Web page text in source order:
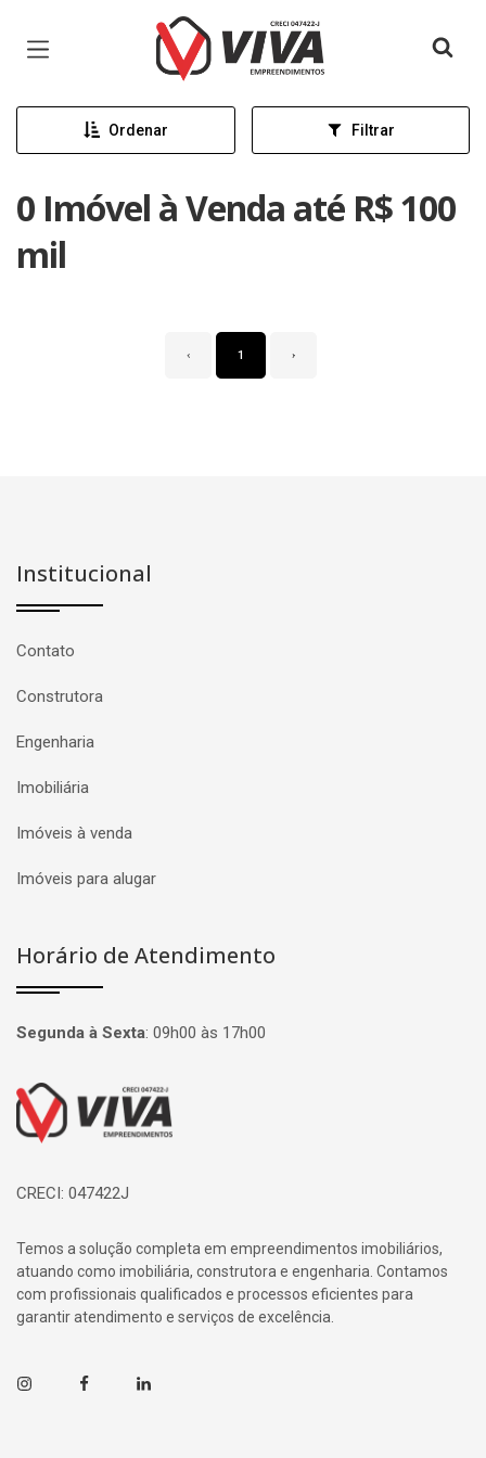
Página inicial
Ordenar Filtrar
0 Imóvel à Venda até R$ 100
mil
‹ 1 ›
Institucional
Contato
Construtora
Engenharia
Imobiliária
Imóveis à venda
Imóveis para alugar
Horário de Atendimento
Segunda à Sexta: 09h00 às 17h00
Página inicial
CRECI: 047422J
Temos a solução completa em empreendimentos imobiliários,
atuando como imobiliária, construtora e engenharia. Contamos
com profissionais qualificados e processos eficientes para
garantir atendimento e serviços de excelência.
InstagramFacebookLinkedin